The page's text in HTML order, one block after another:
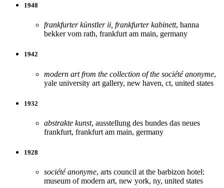
1948
frankfurter künstler ii, frankfurter kabinett, hanna
bekker vom rath, frankfurt am main, germany
1942
modern art from the collection of the société anonyme,
yale university art gallery, new haven, ct, united states
1932
abstrakte kunst, ausstellung des bundes das neues
frankfurt, frankfurt am main, germany
1928
société anonyme, arts council at the barbizon hotel:
museum of modern art, new york, ny, united states